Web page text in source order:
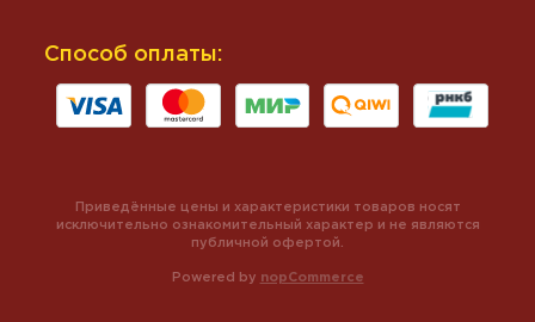
Способ оплаты:
Powered by nopCommerce
Приведённые цены и характеристики товаров носят
исключительно ознакомительный характер и не являются
публичной офертой.